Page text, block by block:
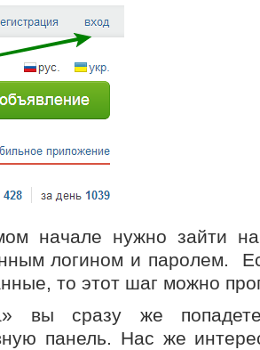
начале нужно зайти
логином и паролем.
то этот шаг можно
вы сразу же
панель. Нас же